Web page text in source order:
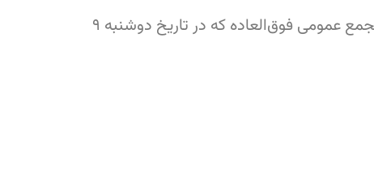
بدین‌وسیله از کلیه اعضای محترم انجمن صنفی کارگری روابط عمومی استان تهران دعوت می‌شود در مجمع عمومی فوق‌العاده که در تاریخ دوشنبه ۹